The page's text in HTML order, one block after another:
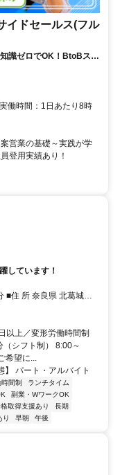
イドセールス(フル
識ゼロでOK！BtoBスキ
働時間：1日あたり8時
業の基礎～実践が学
登用実績あり！
しています！
田原本線箸尾駅 徒歩35分
以上／変形労働時間制
シフト制） 8:00～
希望に...
】 パート・アルバイト
間制
ランチタイム
副業・WワークOK
格取得支援あり
長期
り 早朝 午後